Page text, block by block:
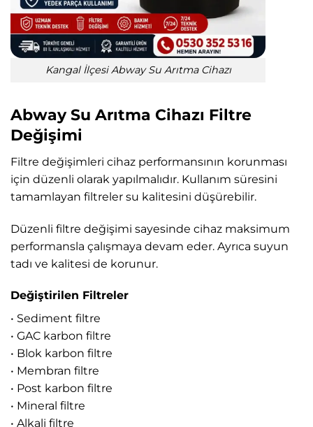
Kangal İlçesi Abway Su Arıtma Cihazı
Abway Su Arıtma Cihazı Filtre
Değişimi
Filtre değişimleri cihaz performansının korunması
için düzenli olarak yapılmalıdır. Kullanım süresini
tamamlayan filtreler su kalitesini düşürebilir.
Düzenli filtre değişimi sayesinde cihaz maksimum
performansla çalışmaya devam eder. Ayrıca suyun
tadı ve kalitesi de korunur.
Değiştirilen Filtreler
• Sediment filtre
• GAC karbon filtre
• Blok karbon filtre
• Membran filtre
• Post karbon filtre
• Mineral filtre
• Alkali filtre